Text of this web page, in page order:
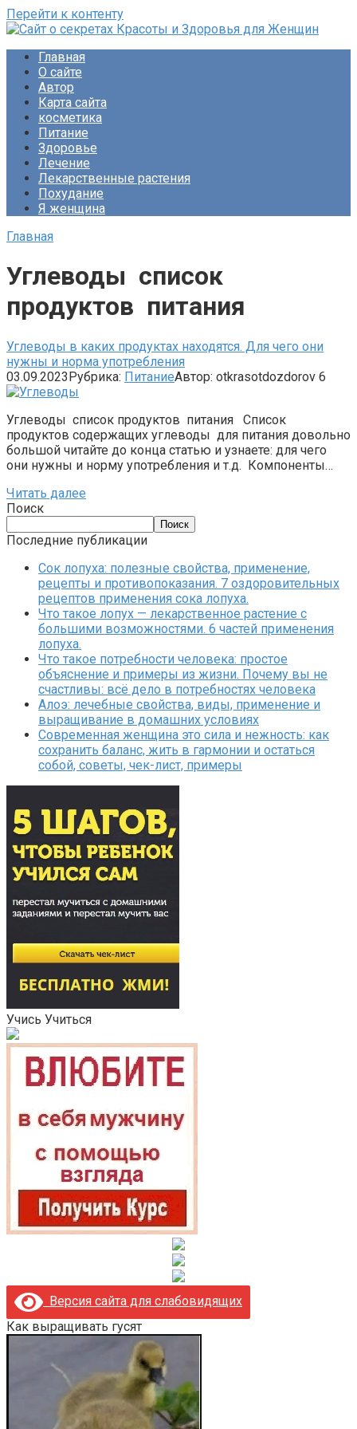
Перейти к контенту
Раскройте тайны ухода за собой, питания и народной
медицины. Советы по похудению и обретению женского
счастья. Будьте прекрасны!
Главная
О сайте
Автор
Карта сайта
косметика
Питание
Здоровье
Лечение
Лекарственные растения
Похудание
Я женщина
Главная
Углеводы список
продуктов питания
Углеводы в каких продуктах находятся. Для чего они
нужны и норма употребления
03.09.2023Рубрика: ПитаниеАвтор: otkrasotdozdorov 6
Углеводы список продуктов питания Список
продуктов содержащих углеводы для питания довольно
большой читайте до конца статью и узнаете: для чего
они нужны и норму употребления и т.д. Компоненты…
Читать далее
Поиск
Поиск
Последние публикации
Сок лопуха: полезные свойства, применение,
рецепты и противопоказания. 7 оздоровительных
рецептов применения сока лопуха.
Что такое лопух — лекарственное растение с
большими возможностями. 6 частей применения
лопуха.
Что такое потребности человека: простое
объяснение и примеры из жизни. Почему вы не
счастливы: всё дело в потребностях человека
Алоэ: лечебные свойства, виды, применение и
выращивание в домашних условиях
Современная женщина это сила и нежность: как
сохранить баланс, жить в гармонии и остаться
собой, советы, чек-лист, примеры
Учись Учиться
Версия сайта для слабовидящих
Как выращивать гусят